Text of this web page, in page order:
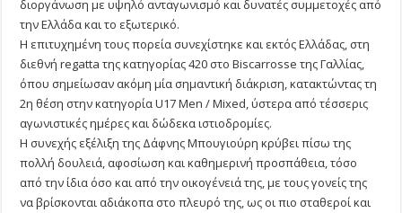
διοργάνωση με υψηλό ανταγωνισμό και δυνατές συμμετοχές από
την Ελλάδα και το εξωτερικό.
Η επιτυχημένη τους πορεία συνεχίστηκε και εκτός Ελλάδας, στη
διεθνή regatta της κατηγορίας 420 στο Biscarrosse της Γαλλίας,
όπου σημείωσαν ακόμη μία σημαντική διάκριση, κατακτώντας τη
2η θέση στην κατηγορία U17 Men / Mixed, ύστερα από τέσσερις
αγωνιστικές ημέρες και δώδεκα ιστιοδρομίες.
Η συνεχής εξέλιξη της Δάφνης Μπουγιούρη κρύβει πίσω της
πολλή δουλειά, αφοσίωση και καθημερινή προσπάθεια, τόσο
από την ίδια όσο και από την οικογένειά της, με τους γονείς της
να βρίσκονται αδιάκοπα στο πλευρό της, ως οι πιο σταθεροί και